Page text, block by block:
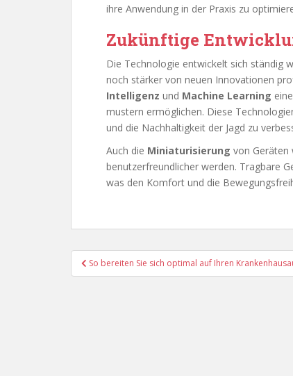
ihre Anwendung in der Praxis zu
Zukünftige
Die Technologie entwickelt sich ständig
noch stärker von neuen Innovationen
Intelligenz und Machine Learning
mustern ermöglichen. Diese
und die Nachhaltigkeit der Jagd zu
Auch die Miniaturisierung von Geräten
benutzerfreundlicher werden. Tragbare
was den Komfort und die
Beitragsnavigation
So bereiten Sie sich optimal auf Ihren